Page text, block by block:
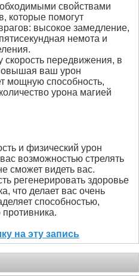
свойствами
которые помогут
высокое замедление,
немота и
передвижения, в
ваш урон
мощную способность,
урона магией
и физический урон
возможностью стрелять
сможет видеть вас.
регенерировать здоровье
что делает вас очень
способностью,
на эту запись